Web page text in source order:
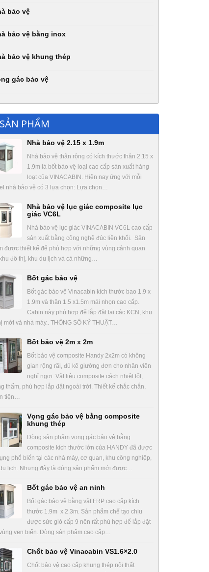
bảo vệ
bảo vệ bằng inox
bảo vệ khung thép
gác bảo vệ
SẢN PHẨM
Nhà bảo vệ 2.15 x 1.9m
Nhà bảo vệ thân rộng có kích thước thân 2.15 x
1.9m là bốt bảo vệ loại cao cấp sản xuất hàng
loạt của VINACABIN. Hiện nay ứng với mỗi
nhà bảo vệ có 3 lựa chọn: Lựa chọn…
Nhà bảo vệ lục giác composite lục
giác VC6L
Nhà bảo vệ lục giác VINACABIN VC6L cao cấp
sản xuất bằng công nghệ đúc liền khối. Sản
được thiết kế để phù hợp với những vùng cảnh quan
đô thị, khu du lịch và cả những…
Bốt gác bảo vệ
Bốt gác bảo vệ Vinacabin kích thước bao 1.9 x
1.9m và thân 1.5 x1.5m mái nhọn cao cấp.
Cabin này phù hợp để lắp đặt tại các KCN, khu
mới và nhà máy.. THÔNG SỐ KỸ THUẬT…
Bốt bảo vệ 2m x 2m
Bốt bảo vệ composite Handy 2x2m có không
gian rộng rãi, đủ kê giường đơn cho nhân viên
nghỉ ngơi. Vật liệu composite cách nhiệt tốt,
thấm, phù hợp lắp đặt ngoài trời. Thiết kế chắc chắn,
tiện…
Vọng gác bảo vệ bằng composite
khung thép
Dòng sản phẩm vọng gác bảo vệ bằng
composite kích thước lớn của HANDY đã được
phổ biến tại các nhà máy, cơ quan, khu công nghiệp,
lịch. Nhưng đây là dòng sản phẩm mới được…
Bốt gác bảo vệ an ninh
Bốt gác bảo vệ bằng vật FRP cao cấp kích
thước 1.9m x 2.3m. Sản phẩm chế tạo chịu
được sức gió cấp 9 nên rất phù hợp để lắp đặt
ven biển. Dòng sản phẩm cao cấp…
Chốt bảo vệ Vinacabin VS1.6×2.0
Chốt bảo vệ cao cấp khung thép nội thất